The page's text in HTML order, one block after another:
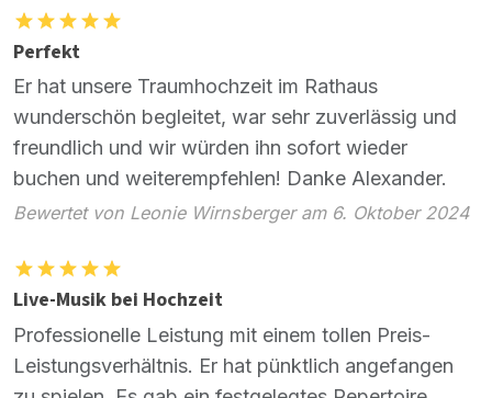
Perfekt
Er hat unsere Traumhochzeit im Rathaus
wunderschön begleitet, war sehr zuverlässig und
freundlich und wir würden ihn sofort wieder
buchen und weiterempfehlen! Danke Alexander.
Bewertet von Leonie Wirnsberger am 6. Oktober 2024
Live-Musik bei Hochzeit
Professionelle Leistung mit einem tollen Preis-
Leistungsverhältnis. Er hat pünktlich angefangen